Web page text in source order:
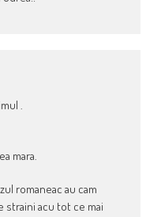
.
mara.
romaneac au cam
straini acu tot ce mai